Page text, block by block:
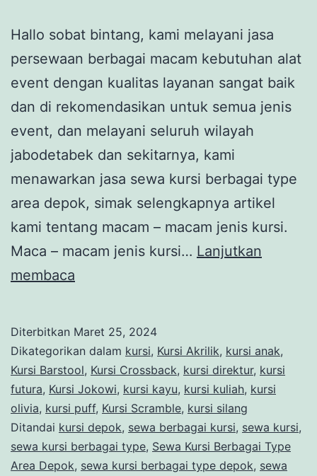
Hallo sobat bintang, kami melayani jasa
persewaan berbagai macam kebutuhan alat
event dengan kualitas layanan sangat baik
dan di rekomendasikan untuk semua jenis
event, dan melayani seluruh wilayah
jabodetabek dan sekitarnya, kami
menawarkan jasa sewa kursi berbagai type
area depok, simak selengkapnya artikel
kami tentang macam – macam jenis kursi.
Maca – macam jenis kursi… Lanjutkan
membaca
Type
Area
Depok
Diterbitkan Maret 25, 2024
Dikategorikan dalam kursi, Kursi Akrilik, kursi anak,
Kursi Barstool, Kursi Crossback, kursi direktur, kursi
futura, Kursi Jokowi, kursi kayu, kursi kuliah, kursi
olivia, kursi puff, Kursi Scramble, kursi silang
Ditandai kursi depok, sewa berbagai kursi, sewa kursi,
sewa kursi berbagai type, Sewa Kursi Berbagai Type
Area Depok, sewa kursi berbagai type depok, sewa